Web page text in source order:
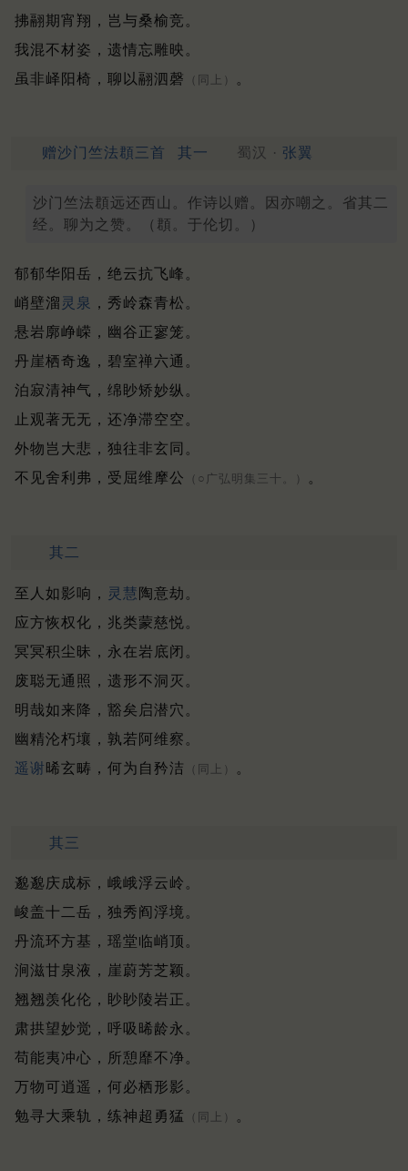
拂翮期宵翔，岂与桑榆竞。
我混不材姿，遗情忘雕映。
虽非峄阳椅，聊以翮泗磬
（同上） 。
赠沙门竺法頵三首 其一 蜀汉 · 张翼
沙门竺法頵远还西山。作诗以赠。因亦嘲之。省其二
经。聊为之赞。（頵。于伦切。）
郁郁华阳岳，绝云抗飞峰。
峭壁溜 灵泉 ，秀岭森青松。
悬岩廓峥嵘，幽谷正寥笼。
丹崖栖奇逸，碧室禅六通。
泊寂清神气，绵眇矫妙纵。
止观著无无，还净滞空空。
外物岂大悲，独往非玄同。
不见舍利弗，受屈维摩公
（○广弘明集三十。） 。
其二
至人如影响， 灵慧 陶意劫。
应方恢权化，兆类蒙慈悦。
冥冥积尘昧，永在岩底闭。
废聪无通照，遗形不洞灭。
明哉如来降，豁矣启潜穴。
幽精沦朽壤，孰若阿维察。
遥谢 晞玄畴，何为自矜洁 （同上） 。
其三
邈邈庆成标，峨峨浮云岭。
峻盖十二岳，独秀阎浮境。
丹流环方基，瑶堂临峭顶。
涧滋甘泉液，崖蔚芳芝颖。
翘翘羡化伦，眇眇陵岩正。
肃拱望妙觉，呼吸晞龄永。
苟能夷冲心，所憩靡不净。
万物可逍遥，何必栖形影。
勉寻大乘轨，练神超勇猛
（同上） 。